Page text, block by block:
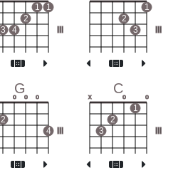
3 4
2
1 1
2
3
1
G
2
o o o
4
C
x
3
2
o
1
o